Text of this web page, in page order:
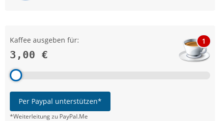
Kaffee ausgeben für:
3,00 €
1
Per Paypal unterstützen*
*Weiterleitung zu PayPal.Me